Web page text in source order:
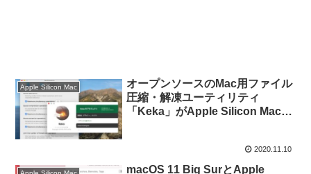
Apple Silicon Mac
オープンソースのMac用ファイル
圧縮・解凍ユーティリティ
「Keka」がApple Silicon Macと
2020.11.10
macOS 11 Big SurとApple